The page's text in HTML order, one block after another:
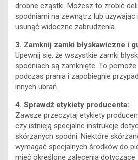
drobne cząstki. Możesz to zrobić
spodniami na zewnątrz lub
usunąć widoczne zabrudzenia.
3. Zamknij zamki błyskawiczne i
Upewnij się, że wszystkie zamki
spodniach są zamknięte. To
podczas prania i zapobiegnie
innych ubrań.
4. Sprawdź etykiety producenta:
Zawsze przeczytaj etykiety
czy istnieją specjalne instrukcje
skórzanych spodni. Niektóre
wymagać specjalnych środków do
mieć określone zalecenia dotyczące